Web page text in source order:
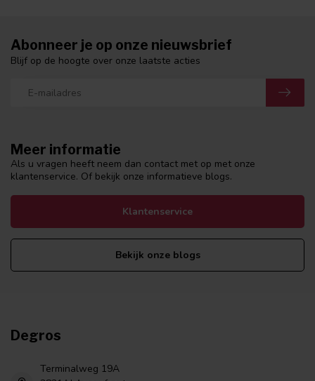
Meer informatie
Als u vragen heeft neem dan contact met op met onze
klantenservice. Of bekijk onze informatieve blogs.
Klantenservice
Bekijk onze blogs
Abonneer je op onze nieuwsbrief
Blijf op de hoogte over onze laatste acties
Degros
Terminalweg 19A